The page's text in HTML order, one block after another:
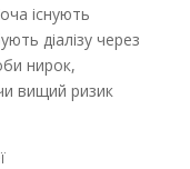
існують
діалізу через
нирок,
вищий ризик